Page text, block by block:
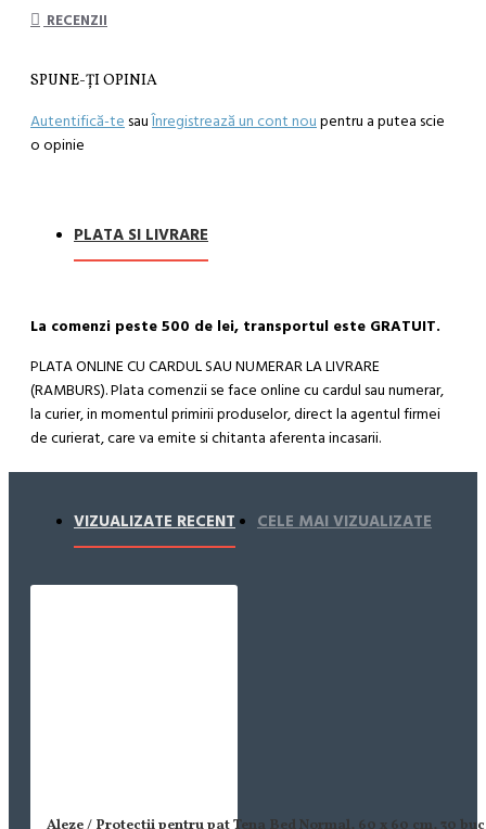
RECENZII
SPUNE-ŢI OPINIA
Autentifică-te sauÎnregistrează un cont nou pentru a putea scie
o opinie
PLATA SI LIVRARE
La comenzi peste 500 de lei, transportul este GRATUIT.
PLATA ONLINE CU CARDUL SAU NUMERAR LA LIVRARE
(RAMBURS). Plata comenzii se face online cu cardul sau numerar,
la curier, in momentul primirii produselor, direct la agentul firmei
de curierat, care va emite si chitanta aferenta incasarii.
Cum se face livrarea produselor:
Livrarea comenzii la adresa indicata de dvs. si este asigurata de
compania de curierat, care va livreaza comanda în decursul a 24-
plasata pana in ora 12:00 de luni pana vineri. In cazul in care
VIZUALIZATE RECENT CELE MAI VIZUALIZATE